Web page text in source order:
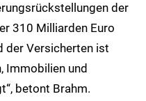
der
310 Milliarden Euro
der Versicherten ist
Immobilien und
betont Brahm.